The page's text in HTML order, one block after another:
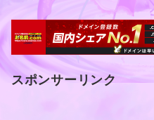
スポンサーリンク